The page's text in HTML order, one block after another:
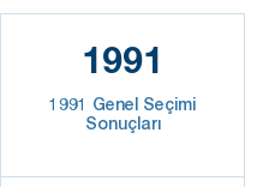
1991
1991 Genel Seçimi
Sonuçları